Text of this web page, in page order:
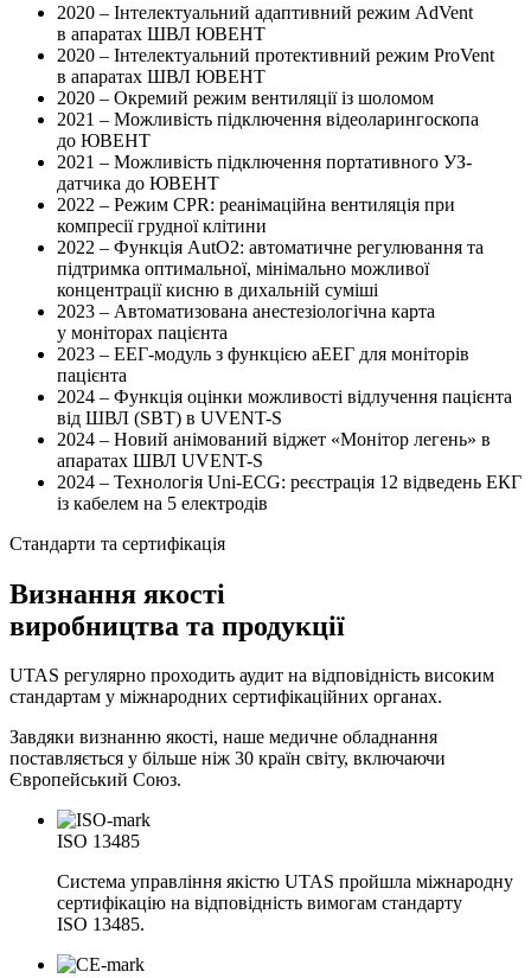
2020 – Інтелектуальний адаптивний режим AdVent
в апаратах ШВЛ ЮВЕНТ
2020 – Інтелектуальний протективний режим ProVent
в апаратах ШВЛ ЮВЕНТ
2020 – Окремий режим вентиляції із шоломом
2021 – Можливість підключення відеоларингоскопа
до ЮВЕНТ
2021 – Можливість підключення портативного УЗ-
датчика до ЮВЕНТ
2022 – Режим CPR: реанімаційна вентиляція при
компресії грудної клітини
2022 – Функція AutO2: автоматичне регулювання та
підтримка оптимальної, мінімально можливої
концентрації кисню в дихальній суміші
2023 – Автоматизована анестезіологічна карта
у моніторах пацієнта
2023 – ЕЕГ-модуль з функцією аЕЕГ для моніторів
пацієнта
2024 – Функція оцінки можливості відлучення пацієнта
від ШВЛ (SBT) в UVENT-S
2024 – Новий анімований віджет «Монітор легень» в
апаратах ШВЛ UVENT-S
2024 – Технологія Uni-ECG: реєстрація 12 відведень ЕКГ
із кабелем на 5 електродів
Стандарти та сертифікація
Визнання якості
виробництва та продукції
UTAS регулярно проходить аудит на відповідність високим
стандартам у міжнародних сертифікаційних органах.
Завдяки визнанню якості, наше медичне обладнання
поставляється у більше ніж 30 країн світу, включаючи
Європейський Союз.
ISO 13485
Система управління якістю UTAS пройшла міжнародну
сертифікацію на відповідність вимогам стандарту
ISO 13485.